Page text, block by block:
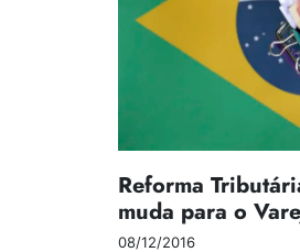
Reforma
muda para o
08/12/2016